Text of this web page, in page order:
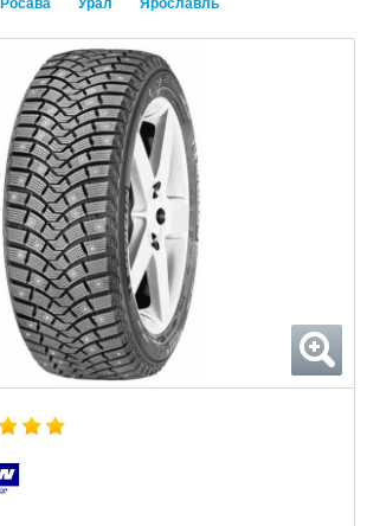
Росава Урал Ярославль